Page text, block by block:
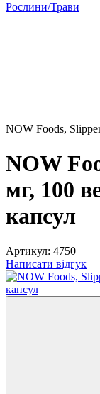
Рослини/Трави
NOW Foods,
NOW
мг, 100
капсул
Артикул: 4750
Написати відгук